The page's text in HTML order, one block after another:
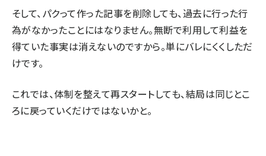
そして、パクって作った記事を削除しても、過去に行った行
為がなかったことにはなりません。無断で利用して利益を
得ていた事実は消えないのですから。単にバレにくくしただ
けです。
これでは、体制を整えて再スタートしても、結局は同じとこ
ろに戻っていくだけではないかと。